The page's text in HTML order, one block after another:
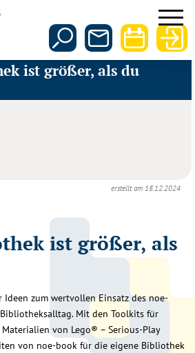
ist größer, als du
erstellt am 18.12.2024
ist größer, als
Ideen zum wertvollen Einsatz des noe-
Mit den Toolkits für
von Lego® – Serious-Play
von noe-book für die eigene Bibliothek